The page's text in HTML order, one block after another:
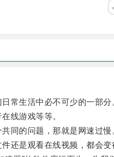
生活中必不可少的一部分
线游戏等等。
的问题，那就是网速过慢
是观看在线视频，都会变